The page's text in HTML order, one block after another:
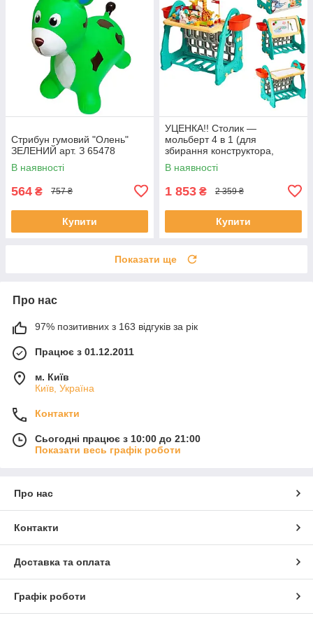
Стрибун гумовий "Олень"
ЗЕЛЕНИЙ арт. З 65478
В наявності
564 ₴ 757 ₴
Купити
УЦЕНКА!! Столик —
мольберт 4 в 1 (для
збирання конструктора,
малювання, книжкова
полиця) арт. S 075
В наявності
1 853 ₴ 2 359 ₴
Купити
Показати ще
Про нас
97% позитивних з 163 відгуків за рік
Працює з 01.12.2011
м. Київ
Київ, Україна
Контакти
Сьогодні працює з 10:00 до 21:00
Показати весь графік роботи
Про нас
Контакти
Доставка та оплата
Графік роботи